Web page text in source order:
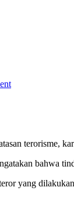
terorisme,
bahwa
yang